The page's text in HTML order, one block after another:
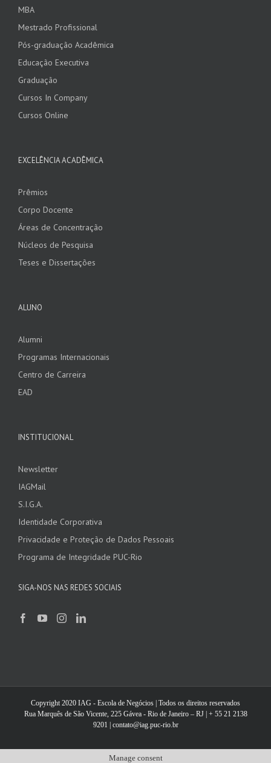
MBA
Mestrado Profissional
Pós-graduação Acadêmica
Educação Executiva
Graduação
Cursos In Company
Cursos Online
EXCELÊNCIA ACADÊMICA
Prêmios
Corpo Docente
Áreas de Concentração
Núcleos de Pesquisa
Teses e Dissertações
ALUNO
Alumni
Programas Internacionais
Centro de Carreira
EAD
INSTITUCIONAL
Newsletter
IAGMail
S.I.G.A.
Identidade Corporativa
Privacidade e Proteção de Dados Pessoais
Programa de Integridade PUC-Rio
SIGA-NOS NAS REDES SOCIAIS
Copyright 2020 IAG - Escola de Negócios | Todos os direitos reservados
Rua Marquês de São Vicente, 225 Gávea - Rio de Janeiro – RJ | + 55 21 2138
9201 | contato@iag.puc-rio.br
Manage consent